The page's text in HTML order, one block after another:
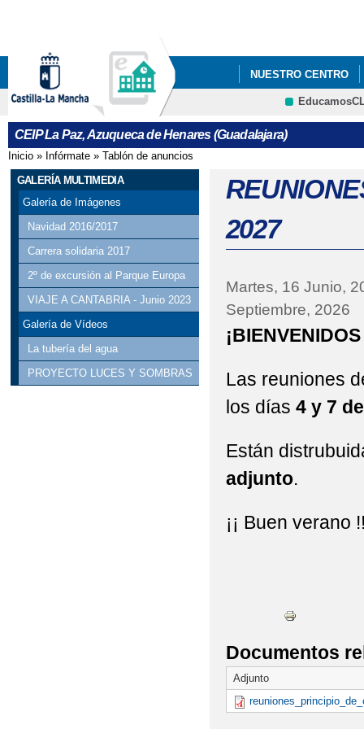
NUESTRO CENTRO
CEIP La Paz, Azuqueca de Henares (Guadalajara)
Se encuentra usted aquí
Inicio » Infórmate » Tablón de anuncios
GALERÍA MULTIMEDIA
Galería de Imágenes
Navidad 2016/2017
Carrera solidaria 2017
2º de excursión al Parque Europa
VIAJE A CANTABRIA - Junio 2023
Galería de Vídeos
La tubería del agua
PROYECTO LUCES Y SOMBRAS
2027
Martes, 16 Junio,
Septiembre, 2026
Las reuniones
los días 4 y 7
Están
adjunto.
¡¡ Buen verano
Documentos
Adjunto